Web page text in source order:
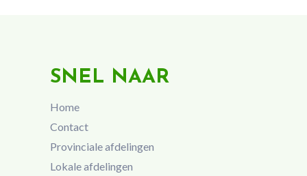
SNEL NAAR
Home
Contact
Provinciale afdelingen
Lokale afdelingen